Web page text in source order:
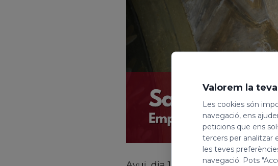
Valorem la
Les cookies són
navegació, ens
peticions que ens
tercers per analitzar
les teves
navegació. Pots